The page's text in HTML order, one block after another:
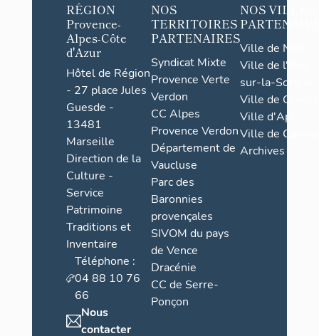
RÉGION
Provence-
Alpes-Côte
d'Azur
Hôtel de Région
- 27 place Jules
Guesde -
13481
Marseille
Direction de la
Culture -
Service
Patrimoine
Traditions et
Inventaire
Téléphone :
04 88 10 76
66
Nous
contacter
NOS
TERRITOIRES
PARTENAIRES
Syndicat Mixte
Provence Verte
Verdon
CC Alpes
Provence Verdon
Département de
Vaucluse
Parc des
Baronnies
provençales
SIVOM du pays
de Vence
Dracénie
CC de Serre-
Ponçon
NOS VILLES
Ville de Nice
Ville de l'Isle-
sur-la-Sorgue
Ville de Grasse
Ville d'Apt
Ville de
Archives